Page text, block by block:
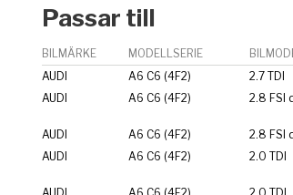
Passar till
BILMÄRKE MODELLSERIE
AUDI
A6 C6 (4F2) 2.7 TDI
AUDI
A6 C6 (4F2) 2.8 FSI
AUDI A6 C6 (4F2) 2.8 FSI
AUDI
A6 C6 (4F2) 2.0 TDI